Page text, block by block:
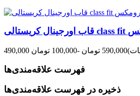
590,000 تومان -100,000 تومان
فهرست علاقه‌مندی‌ها
ذخیره در فهرست علاقه‌مندی‌ها